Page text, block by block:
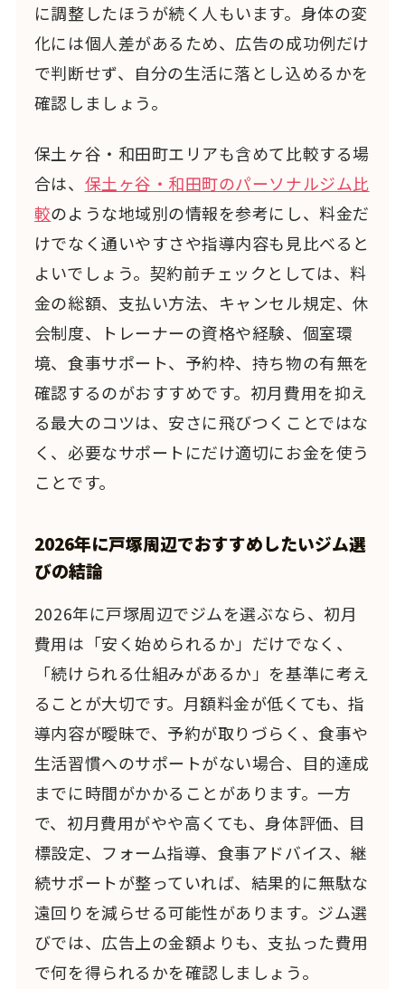
に調整したほうが続く人もいます。身体の変
化には個人差があるため、広告の成功例だけ
で判断せず、自分の生活に落とし込めるかを
確認しましょう。
保土ヶ谷・和田町エリアも含めて比較する場
合は、 保土ヶ谷・和田町のパーソナルジム比
較のような地域別の情報を参考にし、料金だ
けでなく通いやすさや指導内容も見比べると
よいでしょう。契約前チェックとしては、料
金の総額、支払い方法、キャンセル規定、休
会制度、トレーナーの資格や経験、個室環
境、食事サポート、予約枠、持ち物の有無を
確認するのがおすすめです。初月費用を抑え
る最大のコツは、安さに飛びつくことではな
く、必要なサポートにだけ適切にお金を使う
ことです。
2026年に戸塚周辺でおすすめしたいジム選
びの結論
2026年に戸塚周辺でジムを選ぶなら、初月
費用は「安く始められるか」だけでなく、
「続けられる仕組みがあるか」を基準に考え
ることが大切です。月額料金が低くても、指
導内容が曖昧で、予約が取りづらく、食事や
生活習慣へのサポートがない場合、目的達成
までに時間がかかることがあります。一方
で、初月費用がやや高くても、身体評価、目
標設定、フォーム指導、食事アドバイス、継
続サポートが整っていれば、結果的に無駄な
遠回りを減らせる可能性があります。ジム選
びでは、広告上の金額よりも、支払った費用
で何を得られるかを確認しましょう。